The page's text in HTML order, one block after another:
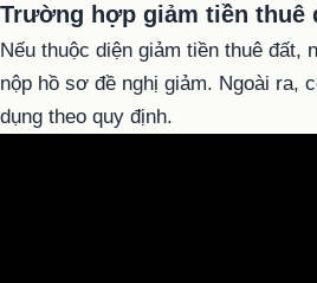
Trường hợp giảm tiền thuê
Nếu thuộc diện giảm tiền thuê đất,
nộp hồ sơ đề nghị giảm. Ngoài ra,
dụng theo quy định.